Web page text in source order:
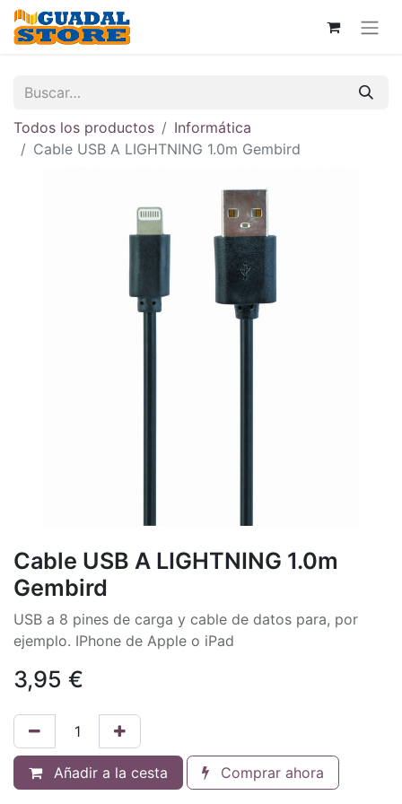
Todos los productos
Informática
Cable USB A LIGHTNING 1.0m Gembird
Cable USB A LIGHTNING 1.0m
Gembird
USB a 8 pines de carga y cable de datos para, por
ejemplo. IPhone de Apple o iPad
3,95 €
Añadir a la cesta Comprar ahora